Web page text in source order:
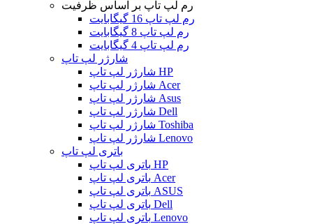
رم لپ تاپ بر اساس ظرفیت
رم لپ تاپ 16 گیگابایت
رم لپ تاپ 8 گیگابایت
رم لپ تاپ 4 گیگابایت
شارژر لپ تاپ
شارژر لپ تاپ HP
شارژر لپ تاپ Acer
شارژر لپ تاپ Asus
شارژر لپ تاپ Dell
شارژر لپ تاپ Toshiba
شارژر لپ تاپ Lenovo
باتری لپ تاپ
باتری لپ تاپ HP
باتری لپ تاپ Acer
باتری لپ تاپ ASUS
باتری لپ تاپ Dell
باتری لپ تاپ Lenovo